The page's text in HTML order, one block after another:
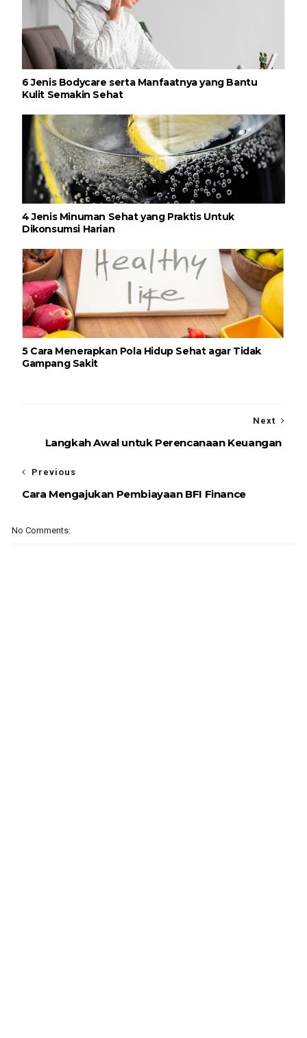
6 Jenis Bodycare serta Manfaatnya yang Bantu
Kulit Semakin Sehat
4 Jenis Minuman Sehat yang Praktis Untuk
Dikonsumsi Harian
5 Cara Menerapkan Pola Hidup Sehat agar Tidak
Gampang Sakit
Next
Langkah Awal untuk Perencanaan Keuangan
Previous
Cara Mengajukan Pembiayaan BFI Finance
No Comments: